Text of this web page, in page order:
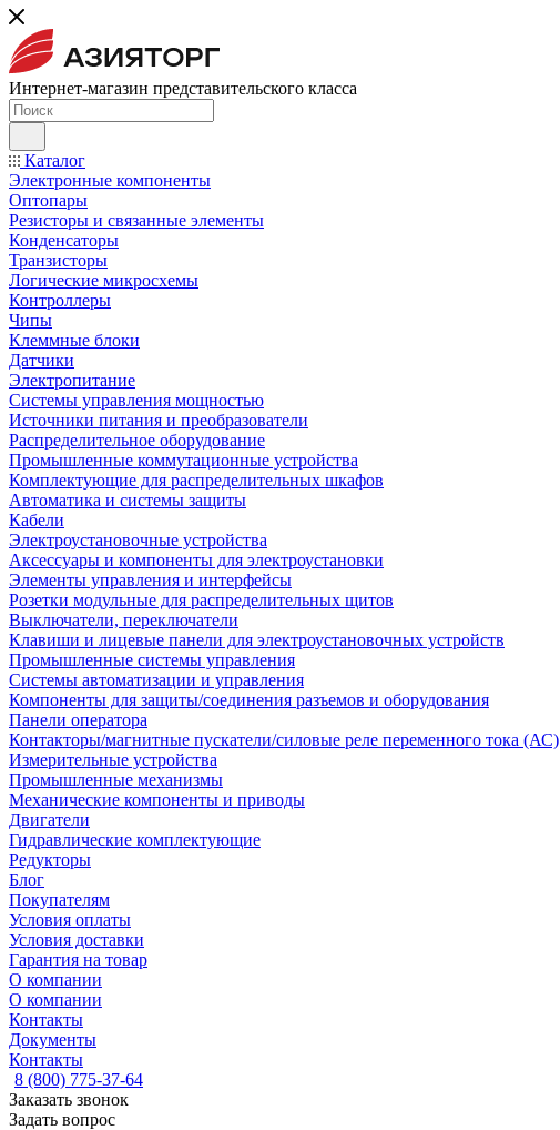
Интернет-магазин представительского класса
Каталог
Электронные компоненты
Оптопары
Резисторы и связанные элементы
Конденсаторы
Транзисторы
Логические микросхемы
Контроллеры
Чипы
Клеммные блоки
Датчики
Электропитание
Системы управления мощностью
Источники питания и преобразователи
Распределительное оборудование
Промышленные коммутационные устройства
Комплектующие для распределительных шкафов
Автоматика и системы защиты
Кабели
Электроустановочные устройства
Аксессуары и компоненты для электроустановки
Элементы управления и интерфейсы
Розетки модульные для распределительных щитов
Выключатели, переключатели
Клавиши и лицевые панели для электроустановочных устройств
Промышленные системы управления
Системы автоматизации и управления
Компоненты для защиты/соединения разъемов и оборудования
Панели оператора
Контакторы/магнитные пускатели/силовые реле переменного тока (АС)
Измерительные устройства
Промышленные механизмы
Механические компоненты и приводы
Двигатели
Гидравлические комплектующие
Редукторы
Блог
Покупателям
Условия оплаты
Условия доставки
Гарантия на товар
О компании
О компании
Контакты
Документы
Контакты
8 (800) 775-37-64
Заказать звонок
Задать вопрос